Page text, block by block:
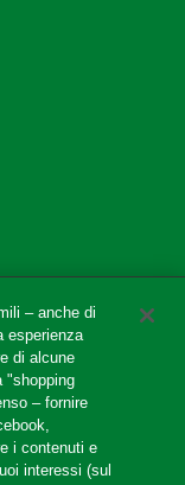
– anche di
esperienza
di alcune
"shopping
– fornire
i contenuti e
interessi (sul